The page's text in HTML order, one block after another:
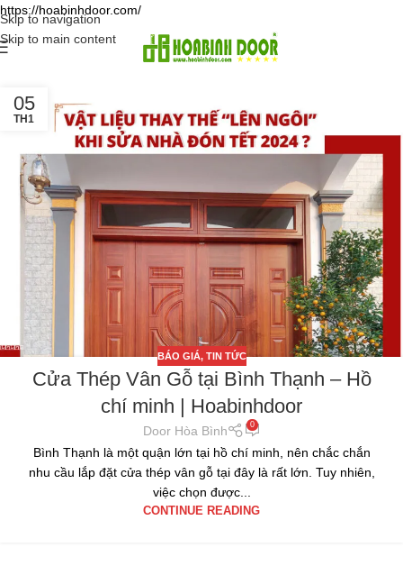
https://hoabinhdoor.com/
Skip to navigation
Skip to main content
05
TH1
BÁO GIÁ, TIN TỨC
Cửa Thép Vân Gỗ tại Bình Thạnh – Hồ
chí minh | Hoabinhdoor
Door Hòa Bình 0
Bình Thạnh là một quận lớn tại hồ chí minh, nên chắc chắn
nhu cầu lắp đặt cửa thép vân gỗ tại đây là rất lớn. Tuy nhiên,
việc chọn được...
CONTINUE READING